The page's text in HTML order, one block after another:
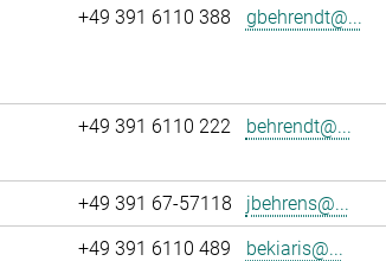
+49 391 6110 388 gbehrendt@...
+49 391 6110 222 behrendt@...
+49 391 67-57118 jbehrens@...
+49 391 6110 489 bekiaris@...